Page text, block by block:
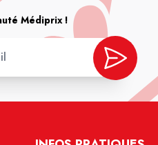
Médiprix !